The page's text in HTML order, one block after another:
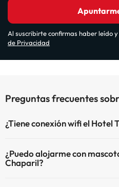
Al suscribirte confirmas haber leído
de Privacidad
Preguntas frecuentes
¿Tiene conexión wifi el Hotel
¿Puedo alojarme con
Chaparil?